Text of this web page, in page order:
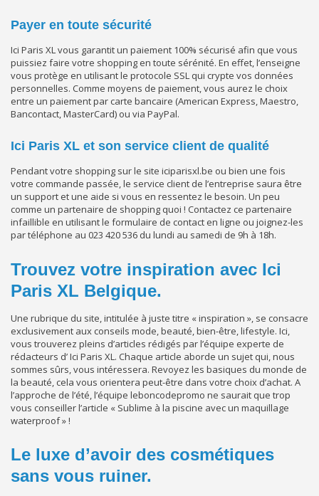
Payer en toute sécurité
Ici Paris XL vous garantit un paiement 100% sécurisé afin que vous
puissiez faire votre shopping en toute sérénité. En effet, l’enseigne
vous protège en utilisant le protocole SSL qui crypte vos données
personnelles. Comme moyens de paiement, vous aurez le choix
entre un paiement par carte bancaire (American Express, Maestro,
Bancontact, MasterCard) ou via PayPal.
Ici Paris XL et son service client de qualité
Pendant votre shopping sur le site iciparisxl.be ou bien une fois
votre commande passée, le service client de l’entreprise saura être
un support et une aide si vous en ressentez le besoin. Un peu
comme un partenaire de shopping quoi ! Contactez ce partenaire
infaillible en utilisant le formulaire de contact en ligne ou joignez-les
par téléphone au 023 420 536 du lundi au samedi de 9h à 18h.
Trouvez votre inspiration avec Ici
Paris XL Belgique.
Une rubrique du site, intitulée à juste titre « inspiration », se consacre
exclusivement aux conseils mode, beauté, bien-être, lifestyle. Ici,
vous trouverez pleins d’articles rédigés par l’équipe experte de
rédacteurs d’ Ici Paris XL. Chaque article aborde un sujet qui, nous
sommes sûrs, vous intéressera. Revoyez les basiques du monde de
la beauté, cela vous orientera peut-être dans votre choix d’achat. A
l’approche de l’été, l’équipe leboncodepromo ne saurait que trop
vous conseiller l’article « Sublime à la piscine avec un maquillage
waterproof » !
Le luxe d’avoir des cosmétiques
sans vous ruiner.